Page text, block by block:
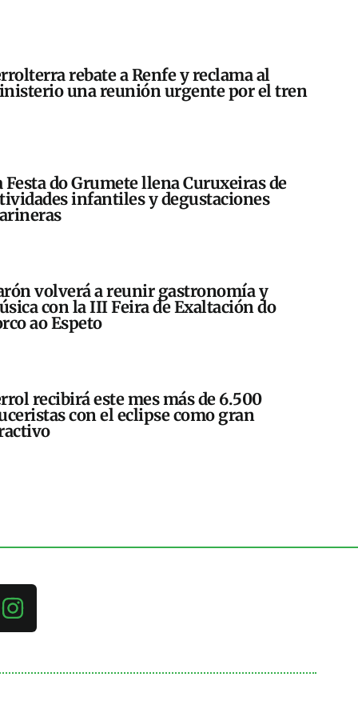
rebate a Renfe y reclama al
una reunión urgente por el tren
Festa do Grumete llena Curuxeiras de
infantiles y degustaciones
volverá a reunir gastronomía y
con la III Feira de Exaltación do
ao Espeto
recibirá este mes más de 6.500
con el eclipse como gran